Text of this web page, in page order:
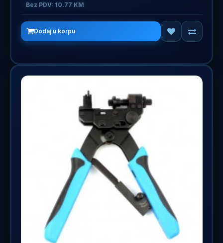
Bez PDV: 10.77 KM
Dodaj u korpu